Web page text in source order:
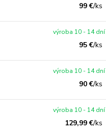
99 €/ks
95 €/ks
výroba 10 - 14 dní
90 €/ks
výroba 10 - 14 dní
129,99 €/ks
výroba 10 - 14 dní